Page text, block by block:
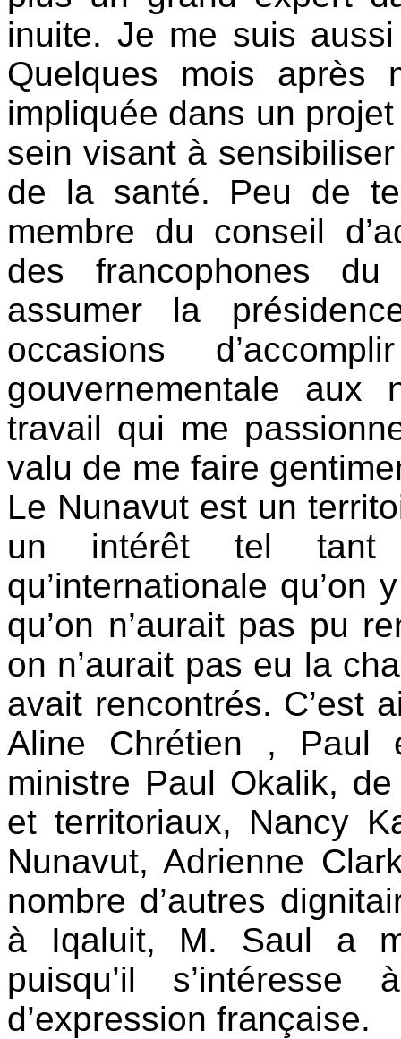
inuite. Je me suis
Quelques mois après
impliquée dans un
sein visant à
de la santé. Peu de
membre du conseil
des francophones
assumer la
occasions
gouvernementale aux
travail qui me
valu de me faire
Le Nunavut est un
un intérêt tel tant
qu’internationale
qu’on n’aurait pas pu
on n’aurait pas eu la
avait rencontrés. C’est
Aline Chrétien , Paul
ministre Paul Okalik,
et territoriaux, Nancy
Nunavut, Adrienne
nombre d’autres
à Iqaluit, M. Saul a
puisqu’il s’intéresse
d’expression française.